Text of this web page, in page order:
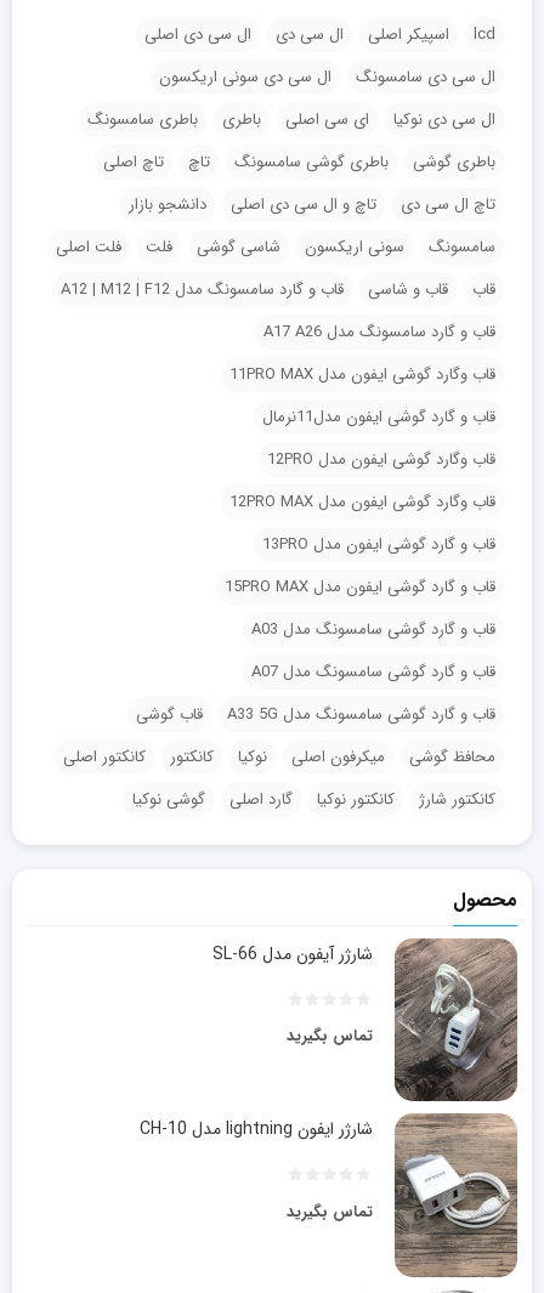
lcd اسپیکر اصلی ال سی دی
ال سی دی اصلی
ال سی دی سامسونگ
ال سی دی سونی اریکسون
ال سی دی نوکیا
ای سی اصلی باطری
باطری سامسونگ
باطری گوشی
باطری گوشی سامسونگ تاچ
تاچ اصلی
تاچ ال سی دی
تاچ و ال سی دی اصلی
دانشجو بازار
سامسونگ
سونی اریکسون شاسی گوشی فلت
فلت اصلی
قاب
قاب و شاسی
قاب و گارد سامسونگ مدل A12 | M12 | F12
قاب و گارد سامسونگ مدل A17 A26
قاب وگارد گوشی ایفون مدل 11PRO MAX
قاب و گارد گوشی ایفون مدل11نرمال
قاب وگارد گوشی ایفون مدل 12PRO
قاب وگارد گوشی ایفون مدل 12PRO MAX
قاب و گارد گوشی ایفون مدل 13PRO
قاب و گارد گوشی ایفون مدل 15PRO MAX
قاب و گارد گوشی سامسونگ مدل A03
قاب و گارد گوشی سامسونگ مدل A07
قاب و گارد گوشی سامسونگ مدل A33 5G
قاب گوشی
محافظ گوشی
میکرفون اصلی نوکیا کانکتور
کانکتور اصلی
کانکتور شارژ
کانکتور نوکیا گارد اصلی گوشی نوکیا
محصول
شارژر آیفون مدل SL-66
تماس بگیرید
شارژر ایفون lightning مدل CH-10
تماس بگیرید